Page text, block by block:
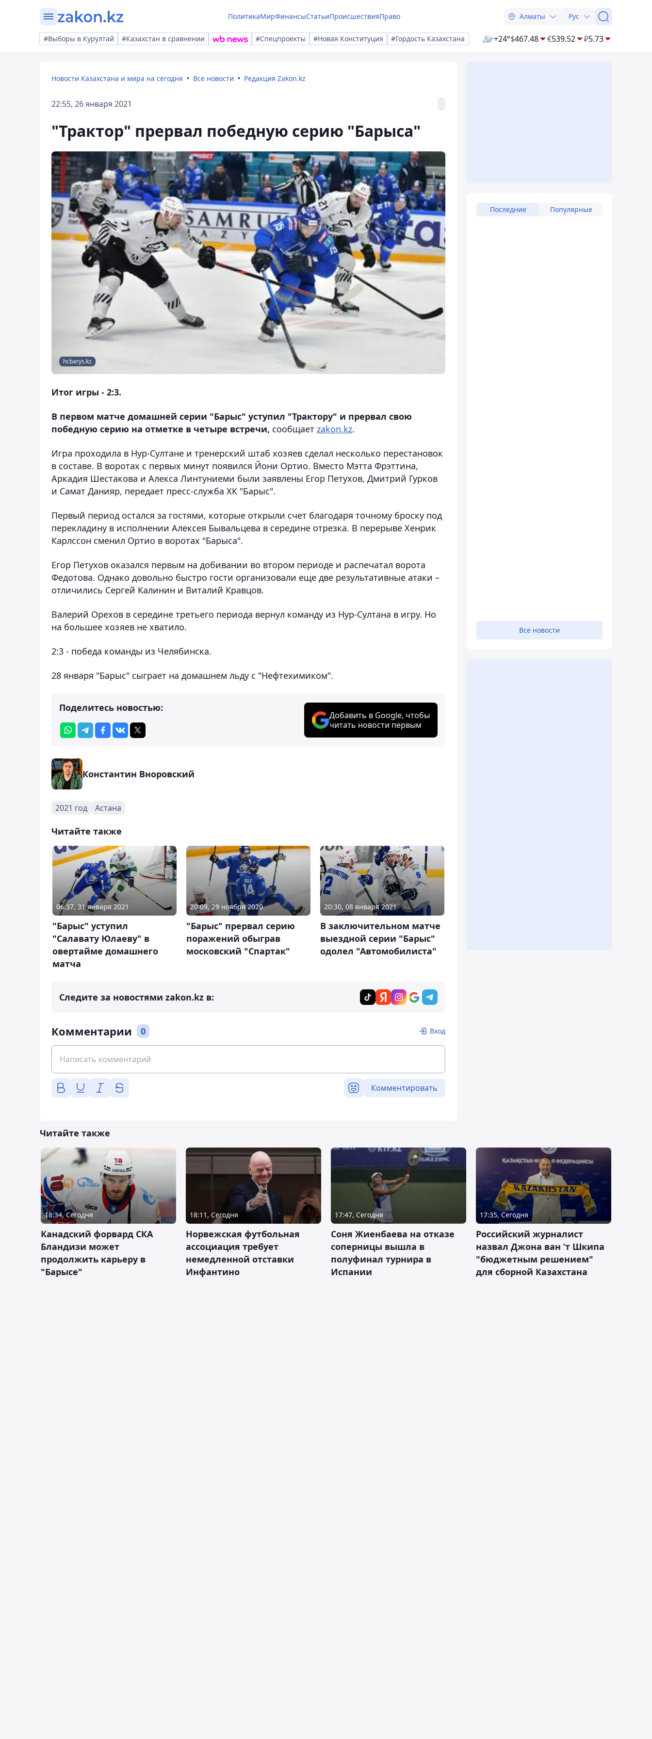
ПолитикаМирФинансыСтатьиПроисшествияПраво Алматы Рус
#Выборы в Курултай #Казахстан в сравнении #Спецпроекты #Новая Конституция #Гордость Казахстана +24°$467.48 €539.52 ₽5.73
Новости Казахстана и мира на сегодня Все новости Редакция Zakon.kz
22:55, 26 января 2021
"Трактор" прервал победную серию "Барыса"
hcbarys.kz
Итог игры - 2:3.
В первом матче домашней серии "Барыс" уступил "Трактору" и прервал свою
победную серию на отметке в четыре встречи, сообщает zakon.kz.
Игра проходила в Нур-Султане и тренерский штаб хозяев сделал несколько перестановок
в составе. В воротах с первых минут появился Йони Ортио. Вместо Мэтта Фрэттина,
Аркадия Шестакова и Алекса Линтуниеми были заявлены Егор Петухов, Дмитрий Гурков
и Самат Данияр, передает пресс-служба ХК "Барыс".
Первый период остался за гостями, которые открыли счет благодаря точному броску под
перекладину в исполнении Алексея Бывальцева в середине отрезка. В перерыве Хенрик
Карлссон сменил Ортио в воротах "Барыса".
Егор Петухов оказался первым на добивании во втором периоде и распечатал ворота
Федотова. Однако довольно быстро гости организовали еще две результативные атаки –
отличились Сергей Калинин и Виталий Кравцов.
Валерий Орехов в середине третьего периода вернул команду из Нур-Султана в игру. Но
на большее хозяев не хватило.
2:3 - победа команды из Челябинска.
28 января "Барыс" сыграет на домашнем льду с "Нефтехимиком".
Поделитесь новостью:
Добавить в Google, чтобы
читать новости первым
Константин Вноровский
2021 год Астана
Читайте также
06:37, 31 января 2021
"Барыс" уступил
"Салавату Юлаеву" в
овертайме домашнего
матча
20:09, 29 ноября 2020
"Барыс" прервал серию
поражений обыграв
московский "Спартак"
20:30, 08 января 2021
В заключительном матче
выездной серии "Барыс"
одолел "Автомобилиста"
Следите за новостями zakon.kz в:
Комментарии 0 Вход
Комментировать
Последние Популярные
Все новости
Читайте также
18:34, Сегодня
Канадский форвард СКА
Бландизи может
продолжить карьеру в
"Барысе"
18:11, Сегодня
Норвежская футбольная
ассоциация требует
немедленной отставки
Инфантино
17:47, Сегодня
Соня Жиенбаева на отказе
соперницы вышла в
полуфинал турнира в
Испании
17:35, Сегодня
Российский журналист
назвал Джона ван ’т Шкипа
"бюджетным решением"
для сборной Казахстана